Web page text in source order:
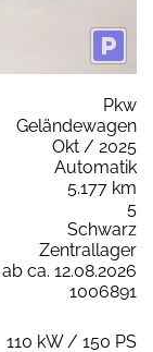
Pkw
Geländewagen
Okt / 2025
Automatik
5.177 km
5
Schwarz
Zentrallager
ab ca. 12.08.2026
1006891
110 kW / 150 PS